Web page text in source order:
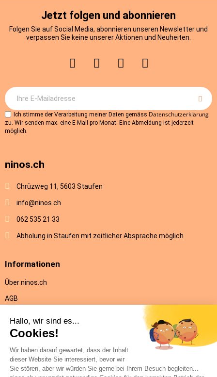
Jetzt folgen und abonnieren
Folgen Sie auf Social Media, abonnieren unseren Newsletter und
verpassen Sie keine unserer Aktionen und Neuheiten.
Ich stimme der Verarbeitung meiner Daten gemäss Datenschutzerklärung
zu. Wir senden max. eine E-Mail pro Monat. Eine Abmeldung ist jederzeit
möglich.
ninos.ch
Chrüzweg 11, 5603 Staufen
info@ninos.ch
062 535 21 33
Abholung in Staufen mit zeitlicher Absprache möglich
Informationen
Über ninos.ch
AGB
Rückgabe
Datenschutz
Impressum